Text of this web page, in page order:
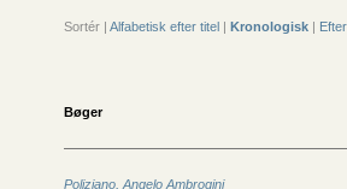
Sortér | Alfabetisk efter titel | Kronologisk |
Bøger
Poliziano, Angelo Ambrogini